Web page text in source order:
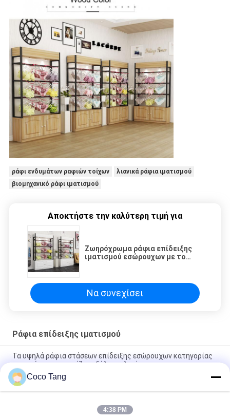
ράφι ενδυμάτων ραφιών τοίχων
λιανικά ράφια ιματισμού
βιομηχανικό ράφι ιματισμού
Αποκτήστε την καλύτερη τιμή για
Ζωηρόχρωμα ράφια επίδειξης
ιματισμού εσώρουχων με το
Να συνεχίσει
Ράφια επίδειξης ιματισμού
Τα υψηλά ράφια στάσεων επίδειξης εσώρουχων κατηγορίας
για το ύφασμα ψωνίζουν ξύλινο υλικό
5 ξύλινα λιανικά ράφια επίδειξης ιματισμού στρωμάτων για
το cOem παντελονιού/ODM διαθέσιμος
Γυναίκες που ντύνουν τα ράφια μαγαζιό/το λιανικό χρώμα
Coco Tang
4:38 PM